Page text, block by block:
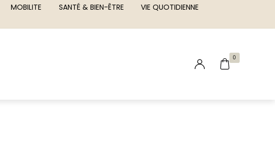
MOBILITE SANTÉ & BIEN-ÊTRE
VIE QUOTIDIENNE
0